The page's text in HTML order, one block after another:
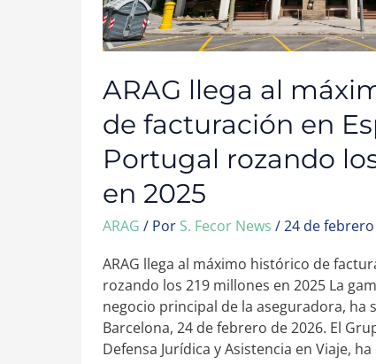
ARAG llega al
de facturación en
Portugal rozando
en 2025
ARAG / Por S. Fecor News /24 de
ARAG llega al máximo histórico de
rozando los 219 millones en 2025 La
negocio principal de la aseguradora, ha
Barcelona, 24 de febrero de 2026. El
Defensa Jurídica y Asistencia en Viaje,